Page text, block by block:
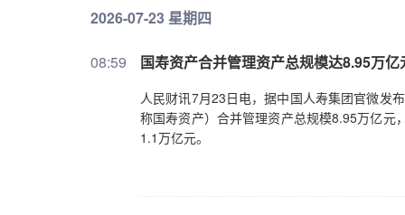
2026-07-23 星期四
08:59 国寿资产合并管理资产总规模达8.95万
人民财讯7月23日电，据中国人寿集团官微发
称国寿资产）合并管理资产总规模8.95万亿元
1.1万亿元。